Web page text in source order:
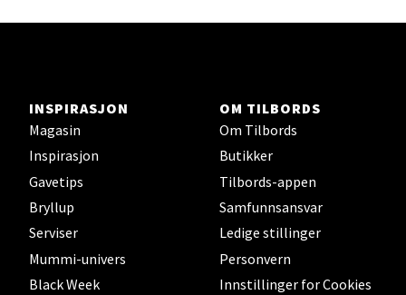
INSPIRASJON
Magasin
Inspirasjon
Gavetips
Bryllup
Serviser
Mummi-univers
Black Week
OM TILBORDS
Om Tilbords
Butikker
Tilbords-appen
Samfunnsansvar
Ledige stillinger
Personvern
Innstillinger for Cookies
Åpent i dag 10-21
0 i butikk
Sortland - Sortland Storsenter